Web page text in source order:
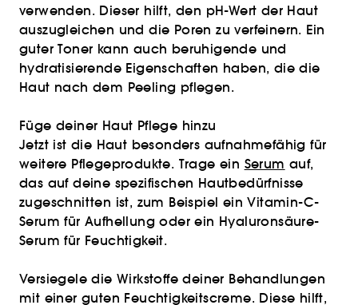
verwenden. Dieser hilft, den pH-Wert der Haut
auszugleichen und die Poren zu verfeinern. Ein
guter Toner kann auch beruhigende und
hydratisierende Eigenschaften haben, die die
Haut nach dem Peeling pflegen.
Füge deiner Haut Pflege hinzu
Jetzt ist die Haut besonders aufnahmefähig für
weitere Pflegeprodukte. Trage ein Serum auf,
das auf deine spezifischen Hautbedürfnisse
zugeschnitten ist, zum Beispiel ein Vitamin-C-
Serum für Aufhellung oder ein Hyaluronsäure-
Serum für Feuchtigkeit.
Versiegele die Wirkstoffe deiner Behandlungen
mit einer guten Feuchtigkeitscreme. Diese hilft,